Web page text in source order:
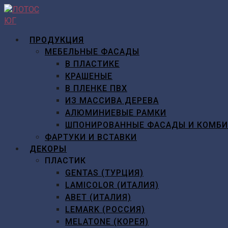
Перейти
к
ПРОДУКЦИЯ
МЕБЕЛЬНЫЕ ФАСАДЫ
В ПЛАСТИКЕ
КРАШЕНЫЕ
В ПЛЕНКЕ ПВХ
ИЗ МАССИВА ДЕРЕВА
АЛЮМИНИЕВЫЕ РАМКИ
ШПОНИРОВАННЫЕ ФАСАДЫ И
ФАРТУКИ И ВСТАВКИ
ДЕКОРЫ
ПЛАСТИК
GENTAS (ТУРЦИЯ)
LAMICOLOR (ИТАЛИЯ)
ABET (ИТАЛИЯ)
LEMARK (РОССИЯ)
MELATONE (КОРЕЯ)